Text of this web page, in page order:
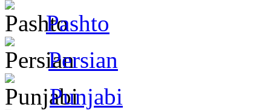
Pashto
Persian
Punjabi